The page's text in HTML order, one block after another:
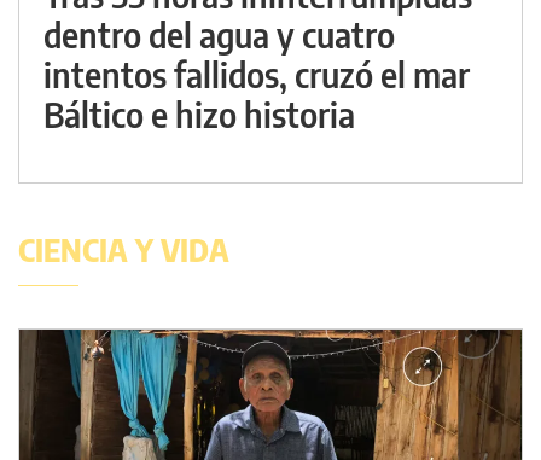
dentro del agua y cuatro
intentos fallidos, cruzó el mar
Báltico e hizo historia
CIENCIA Y VIDA